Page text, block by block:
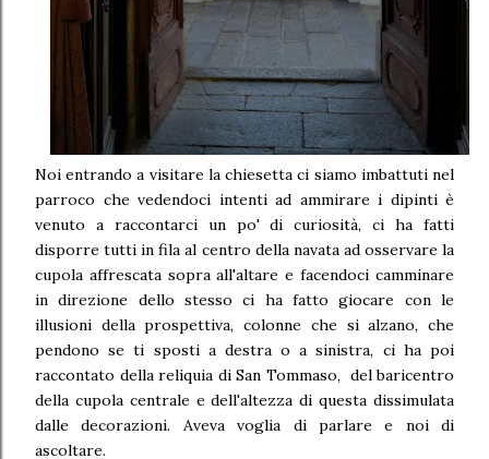
Noi entrando a visitare la chiesetta ci siamo imbattuti nel
parroco che vedendoci intenti ad ammirare i dipinti è
venuto a raccontarci un po' di curiosità, ci ha fatti
disporre tutti in fila al centro della navata ad osservare la
cupola affrescata sopra all'altare e facendoci camminare
in direzione dello stesso ci ha fatto giocare con le
illusioni della prospettiva, colonne che si alzano, che
pendono se ti sposti a destra o a sinistra, ci ha poi
raccontato della reliquia di San Tommaso, del baricentro
della cupola centrale e dell'altezza di questa dissimulata
dalle decorazioni. Aveva voglia di parlare e noi di
ascoltare.